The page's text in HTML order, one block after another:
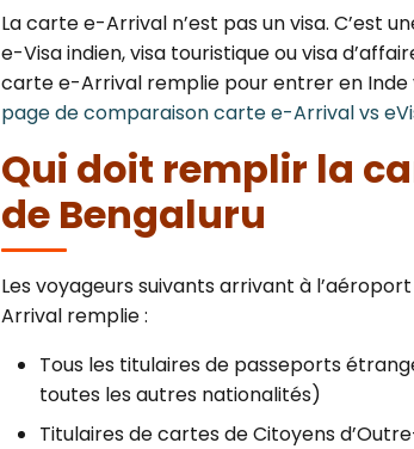
La carte e-Arrival n’est pas un visa. C’est
e-Visa indien, visa touristique ou visa
carte e-Arrival remplie pour entrer en Inde
page de comparaison carte e-Arrival vs
Qui doit remplir la
de Bengaluru
Les voyageurs suivants arrivant à
Arrival remplie :
Tous les titulaires de passeports
toutes les autres nationalités)
Titulaires de cartes de Citoyens